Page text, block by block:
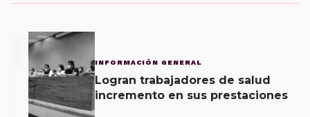
INFORMACIÓN GENERAL
Logran trabajadores de salud
incremento en sus prestaciones